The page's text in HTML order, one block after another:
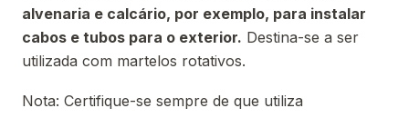
alvenaria e calcário, por exemplo, para instalar
cabos e tubos para o exterior. Destina-se a ser
utilizada com martelos rotativos.
Nota: Certifique-se sempre de que utiliza